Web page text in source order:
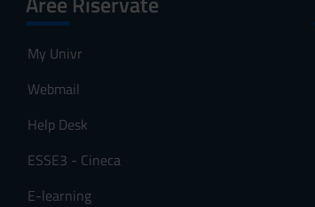
My Univr
Webmail
Help Desk
ESSE3 - Cineca
E-learning